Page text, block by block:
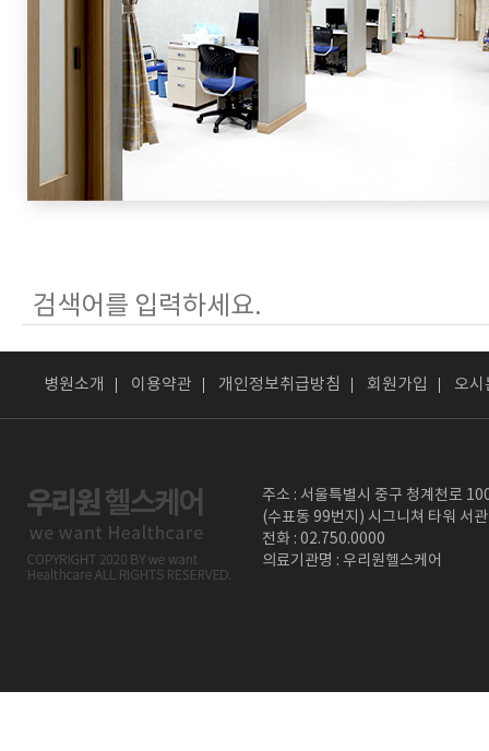
병원소개 이용약관 개인정보취급방침 회원가입 오시
주소 : 서울특별시 중구 청계천로
(수표동 99번지) 시그니쳐 타워 서
전화 : 02.750.0000
의료기관명 : 우리원헬스케어